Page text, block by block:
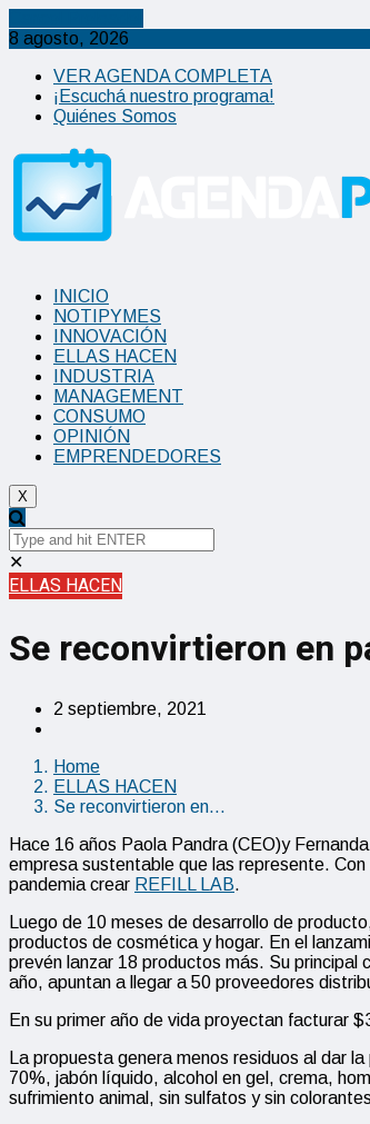
8 agosto, 2026
VER AGENDA COMPLETA
¡Escuchá nuestro programa!
Quiénes Somos
INICIO
NOTIPYMES
INNOVACIÓN
ELLAS HACEN
INDUSTRIA
MANAGEMENT
CONSUMO
OPINIÓN
EMPRENDEDORES
X
✕
ELLAS HACEN
Se reconvirtieron en
2 septiembre, 2021
Home
ELLAS HACEN
Se reconvirtieron en…
Hace 16 años Paola Pandra (CEO)y
empresa sustentable que las represente.
pandemia crear REFILL LAB.
Luego de 10 meses de desarrollo de
productos de cosmética y hogar. En el
prevén lanzar 18 productos más. Su
año, apuntan a llegar a 50 proveedores
En su primer año de vida proyectan facturar
La propuesta genera menos residuos al dar
70%, jabón líquido, alcohol en gel, crema,
sufrimiento animal, sin sulfatos y sin